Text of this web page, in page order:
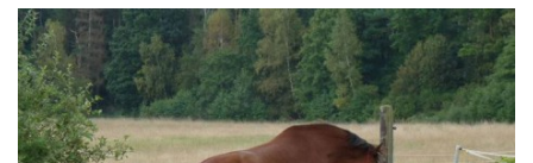
VÝCVIK KONÍ
STÁJ ECOLA (HAKLOVY DVORY)